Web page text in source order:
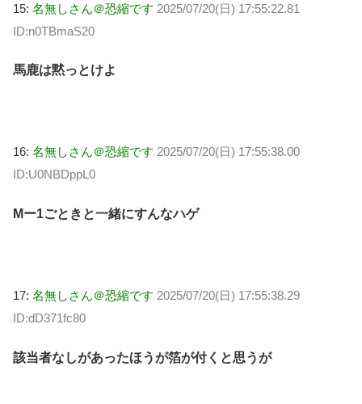
15: 名無しさん＠恐縮です 2025/07/20(日) 17:55:22.81
ID:n0TBmaS20
馬鹿は黙っとけよ
16: 名無しさん＠恐縮です 2025/07/20(日) 17:55:38.00
ID:U0NBDppL0
Mー1ごときと一緒にすんなハゲ
17: 名無しさん＠恐縮です 2025/07/20(日) 17:55:38.29
ID:dD371fc80
該当者なしがあったほうが箔が付くと思うが